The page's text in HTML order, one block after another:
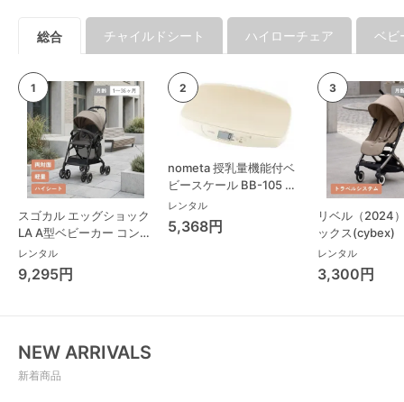
総合 チャイルドシート ハイローチェア ベビ
スゴカル エッグショック
LA A型ベビーカー コンビ
(Combi)
レンタル
9,295円
nometa 授乳量機能付ベ
ビースケール BB-105 タ
ニタ(TANITA) ベビースケ
ール・体重計
レンタル
5,368円
リベル（2024
ックス(cybex)
レンタル
3,300円
NEW ARRIVALS
新着商品